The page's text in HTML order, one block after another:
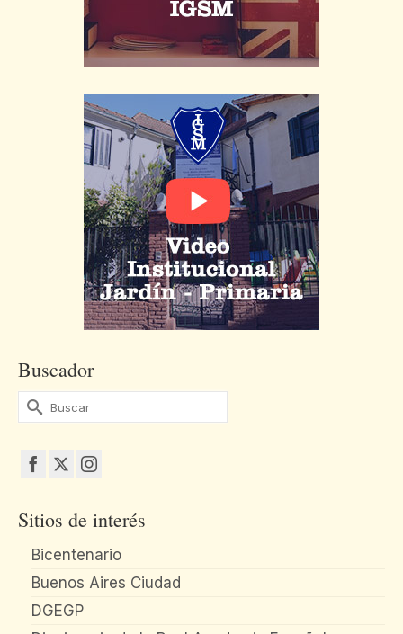
Buscador
Buscar
por:
Sitios de interés
Bicentenario
Buenos Aires Ciudad
DGEGP